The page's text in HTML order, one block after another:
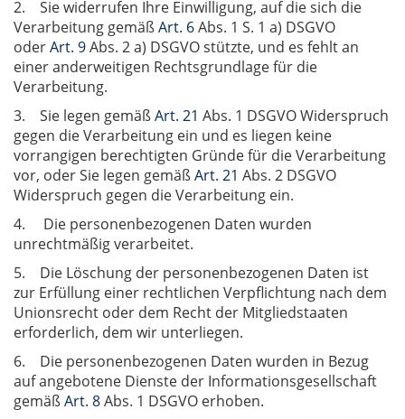
2. Sie widerrufen Ihre Einwilligung, auf die sich die
Verarbeitung gemäßArt. 6Abs. 1 S. 1 a) DSGVO
oderArt. 9Abs. 2 a) DSGVO stützte, und es fehlt an
einer anderweitigen Rechtsgrundlage für die
Verarbeitung.
3. Sie legen gemäßArt. 21 Abs. 1 DSGVO Widerspruch
gegen die Verarbeitung ein und es liegen keine
vorrangigen berechtigten Gründe für die Verarbeitung
vor, oder Sie legen gemäßArt. 21 Abs. 2 DSGVO
Widerspruch gegen die Verarbeitung ein.
4. Die personenbezogenen Daten wurden
unrechtmäßig verarbeitet.
5. Die Löschung der personenbezogenen Daten ist
zur Erfüllung einer rechtlichen Verpflichtung nach dem
Unionsrecht oder dem Recht der Mitgliedstaaten
erforderlich, dem wir unterliegen.
6. Die personenbezogenen Daten wurden in Bezug
auf angebotene Dienste der Informationsgesellschaft
gemäßArt. 8Abs. 1 DSGVO erhoben.